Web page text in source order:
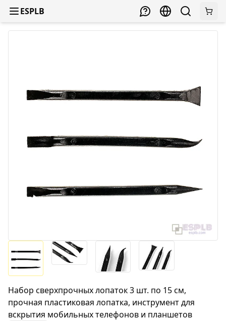
ESPLB
Набор сверхпрочных лопаток 3 шт. по 15 см,
прочная пластиковая лопатка, инструмент для
вскрытия мобильных телефонов и планшетов